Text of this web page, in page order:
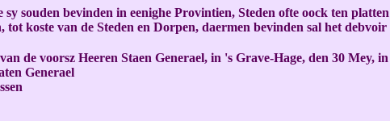
sy souden bevinden in eenighe Provintien, Steden ofte oock ten
koste van de Steden en Dorpen, daermen bevinden sal het
de voorsz Heeren Staen Generael, in 's Grave-Hage, den 30 Mey,
Generael